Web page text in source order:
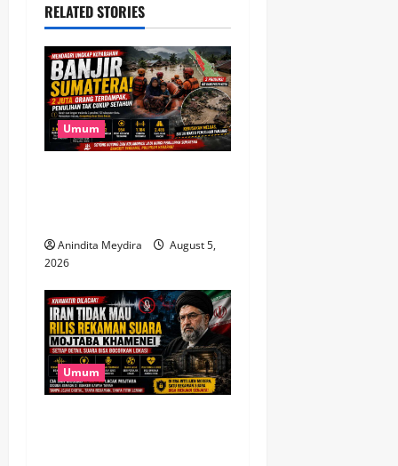
v
i
g
a
o
n
RELATED STORIES
Umum
Anindita Meydira
August 5,
2026
Umum